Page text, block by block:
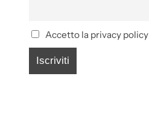
Accetto la privacy policy